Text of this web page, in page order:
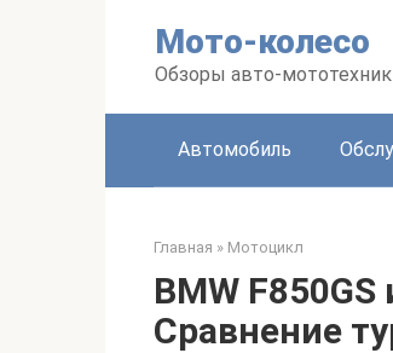
Мото-колесо
Обзоры авто-
Автомобиль
Главная » Мотоцикл
BMW
Сравнение